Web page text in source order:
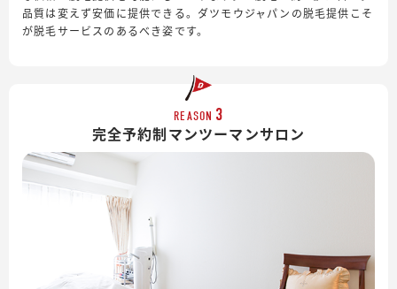
品質は変えず安価に提供できる。ダツモウジャパンの脱毛提供こそ
が脱毛サービスのあるべき姿です。
REASON 3
完全予約制マンツーマンサロン